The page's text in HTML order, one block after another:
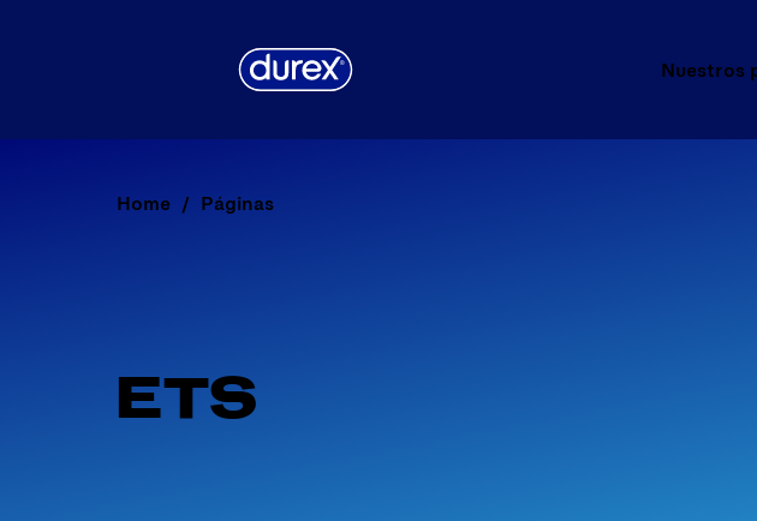
Nuestros
Home Páginas
ETS